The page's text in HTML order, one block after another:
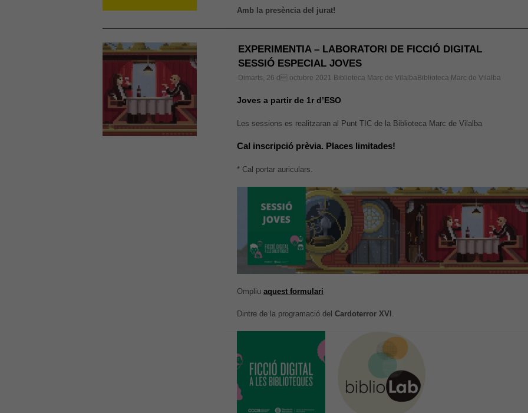
Amb la presència del jurat!
EXPERIMENTIA – LABORATORI DE FICCIÓ DIGITAL
SESSIÓ ESPECIAL JOVES
Dimarts, 26 d octubre 2021 Biblioteca Marc de VilalbaBiblioteca Marc de Vilalba
Joves a partir de 1r d’ESO
Les sessions es realitzaran al Punt TIC de la Biblioteca Marc de Vilalba
Cal inscripció prèvia. Places limitades!
* Cal portar auriculars.
Ompliuaquest formulari
Dintre de la programació delCardoterror XVI .